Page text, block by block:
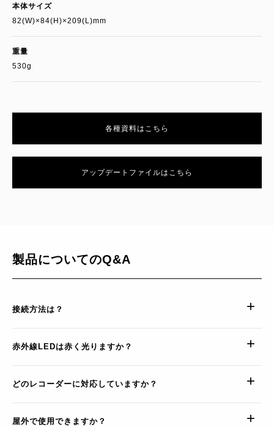
本体サイズ
82(W)×84(H)×209(L)mm
重量
530g
各種資料はこちら
アップデートファイルはこちら
製品についてのQ&A
接続方法は？
赤外線LEDは赤く光りますか？
どのレコーダーに対応していますか？
屋外で使用できますか？